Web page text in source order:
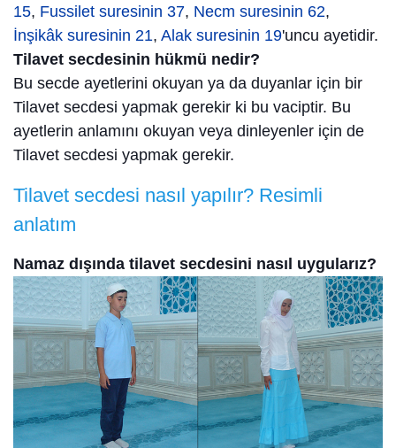
15, Fussilet suresinin 37, Necm suresinin 62,
İnşikâk suresinin 21, Alak suresinin 19'uncu ayetidir.
Tilavet secdesinin hükmü nedir?
Bu secde ayetlerini okuyan ya da duyanlar için bir
Tilavet secdesi yapmak gerekir ki bu vaciptir. Bu
ayetlerin anlamını okuyan veya dinleyenler için de
Tilavet secdesi yapmak gerekir.
Tilavet secdesi nasıl yapılır? Resimli
anlatım
Namaz dışında tilavet secdesini nasıl uygularız?